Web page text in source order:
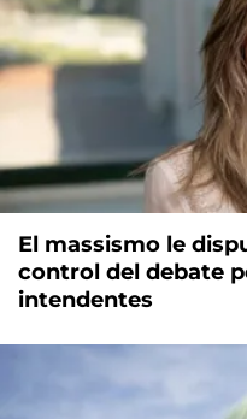
El massismo le
control del debate
intendentes